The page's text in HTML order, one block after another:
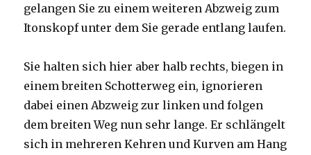
gelangen Sie zu einem weiteren Abzweig zum
Itonskopf unter dem Sie gerade entlang laufen.
Sie halten sich hier aber halb rechts, biegen in
einem breiten Schotterweg ein, ignorieren
dabei einen Abzweig zur linken und folgen
dem breiten Weg nun sehr lange. Er schlängelt
sich in mehreren Kehren und Kurven am Hang